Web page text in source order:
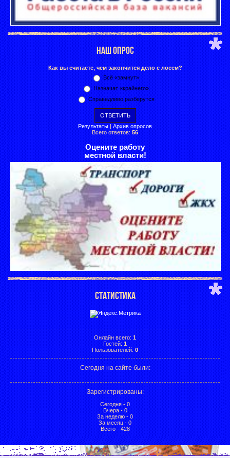
НАШ ОПРОС
Как вы считаете, чем закончится дело с лосем?
Всё «замнут»
Назначат «крайнего»
Справедливо разберутся
Результаты | Архив опросов
Всего ответов: 56
Оцените работу
местной власти!
СТАТИСТИКА
Онлайн всего: 1
Гостей: 1
Пользователей: 0
Сегодня на сайте были:
Зарегистрированы:
Сегодня - 0
Вчера - 0
За неделю - 0
За месяц - 0
Всего - 428